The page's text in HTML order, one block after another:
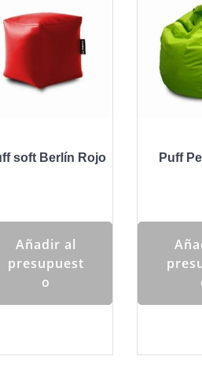
soft Berlín Rojo
Añadir al
presupuest
o
Puff